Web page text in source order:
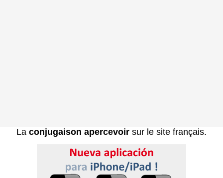
La conjugaison apercevoir sur le site français.